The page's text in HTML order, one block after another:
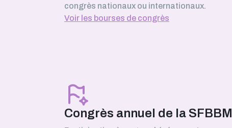
Février 2026
Morgane Roger-Margueritat
congrès nationaux ou internationaux.
Voir les bourses de congrès
Congrès annuel de la SFBBM